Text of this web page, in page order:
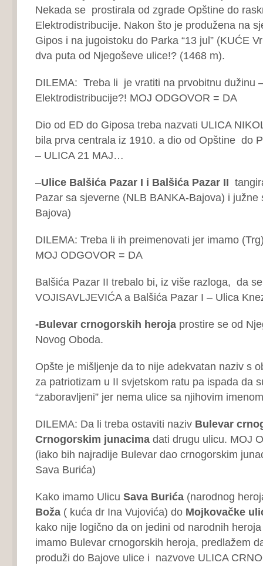
Nekada se prostirala od zgrade Opštine do
Elektrodistribucije. Nakon što je produžena na
Gipos i na jugoistoku do Parka “13 jul” (KUĆE
dva puta od Njegoševe ulice!? (1468 m).
DILEMA: Treba li je vratiti na prvobitnu dužinu
Elektrodistribucije?! MOJ ODGOVOR = DA
Dio od ED do Giposa treba nazvati ULICA
bila prva centrala iz 1910. a dio od Opštine do
– ULICA 21 MAJ…
–Ulice Balšića Pazar I i Balšića Pazar II
Pazar sa sjeverne (NLB BANKA-Bajova) i južne
Bajova)
DILEMA: Treba li ih preimenovati jer imamo
MOJ ODGOVOR = DA
Balšića Pazar II trebalo bi, iz više razloga, da
VOJISAVLJEVIĆA a Balšića Pazar I – Ulica
-Bulevar crnogorskih herojaprostire se od
Novog Oboda.
Opšte je mišljenje da to nije adekvatan naziv s
za patriotizam u II svjetskom ratu pa ispada da
“zaboravljeni” jer nema ulice sa njihovim
DILEMA: Da li treba ostaviti naziv Bulevar
Crnogorskim junacimadati drugu ulicu. MOJ
(iako bih najradije Bulevar dao crnogorskim
Sava Burića)
Kako imamo Ulicu Sava Burića(narodnog
Boža( kuća dr Ina Vujovića) do Mojkovačke
kako nije logično da on jedini od narodnih
imamo Bulevar crnogorskih heroja, predlažem
produži do Bajove ulice i nazvove ULICA